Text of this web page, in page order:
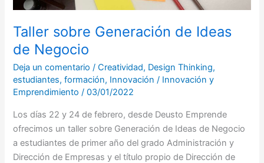
Taller sobre Generación de Ideas
de Negocio
Deja un comentario /Creatividad, Design Thinking,
estudiantes,formación, Innovación / Innovación y
Emprendimiento/03/01/2022
Los días 22 y 24 de febrero, desde Deusto Emprende
ofrecimos un taller sobre Generación de Ideas de Negocio
a estudiantes de primer año del grado Administración y
Dirección de Empresas y el título propio de Dirección de